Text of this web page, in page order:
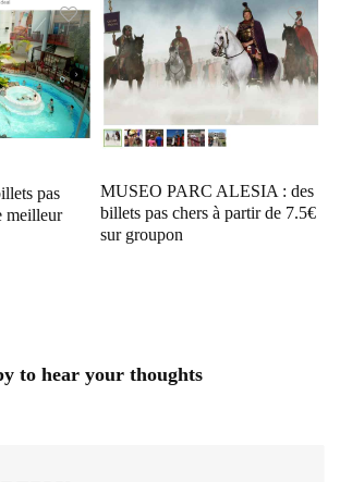
pas
meilleur
MUSEO PARC ALESIA : des
billets pas chers à partir de 7.5€
sur groupon
to hear your thoughts